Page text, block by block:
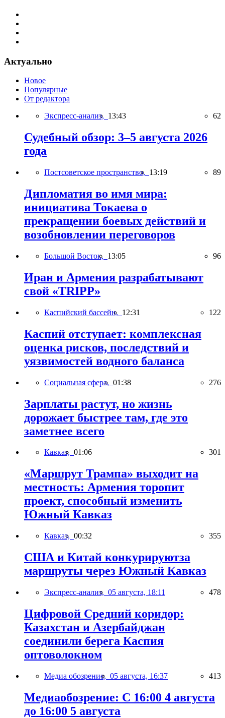
Актуально
Новое
Популярные
От редактора
Экспресс-анализ, 13:43 62
Судебный обзор: 3–5 августа 2026
года
Постсоветское пространство, 13:19 89
Дипломатия во имя мира:
инициатива Токаева о
прекращении боевых действий и
возобновлении переговоров
Большой Восток, 13:05 96
Иран и Армения разрабатывают
свой «TRIPP»
Каспийский бассейн, 12:31 122
Каспий отступает: комплексная
оценка рисков, последствий и
уязвимостей водного баланса
Социальная сфера, 01:38 276
Зарплаты растут, но жизнь
дорожает быстрее там, где это
заметнее всего
Кавказ, 01:06 301
«Маршрут Трампа» выходит на
местность: Армения торопит
проект, способный изменить
Южный Кавказ
Кавказ, 00:32 355
США и Китай конкурируютза
маршруты через Южный Кавказ
Экспресс-анализ, 05 августа, 18:11 478
Цифровой Средний коридор:
Казахстан и Азербайджан
соединили берега Каспия
оптоволокном
Медиа обозрение, 05 августа, 16:37 413
Медиаобозрение: С 16:00 4 августа
до 16:00 5 августа